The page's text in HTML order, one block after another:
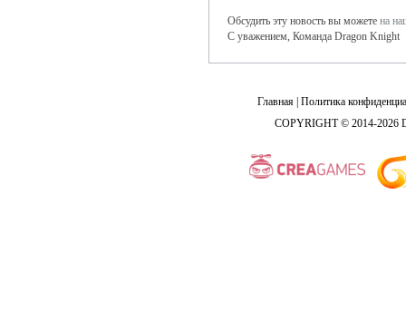
Обсудить эту новость вы можете на
С уважением, Команда Dragon Knight
Главная Политика
COPYRIGHT © 2014-2026